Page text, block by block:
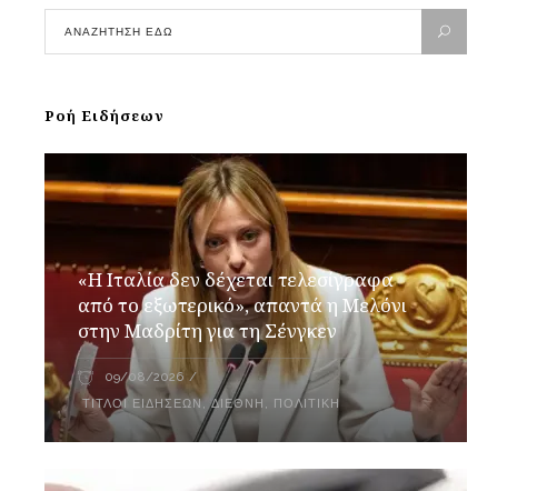
Ροή Ειδήσεων
«Η Ιταλία δεν δέχεται τελεσίγραφα
από το εξωτερικό», απαντά η Μελόνι
στην Μαδρίτη για τη Σένγκεν
09/08/2026
ΤΊΤΛΟΙ ΕΙΔΉΣΕΩΝ,ΔΙΕΘΝΉ , ΠΟΛΙΤΙΚΉ